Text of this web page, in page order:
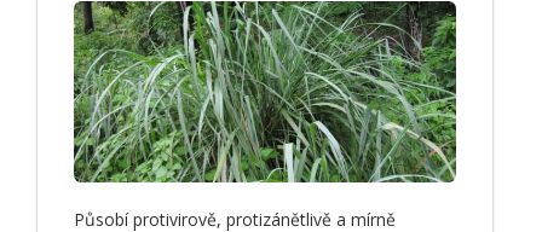
Působí protivirově, protizánětlivě a mírně